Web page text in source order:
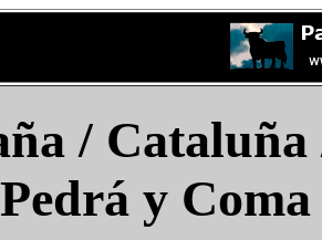
/
Pedrá y